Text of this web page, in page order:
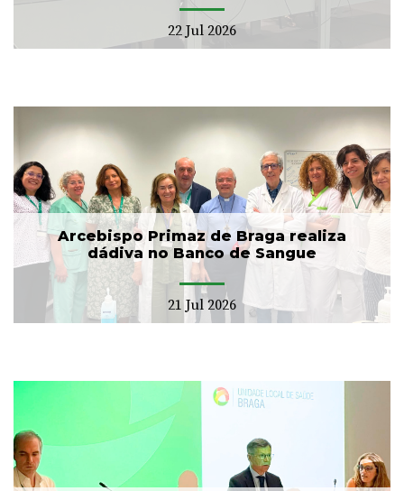
22 Jul 2026
Arcebispo Primaz de Braga realiza
dádiva no Banco de Sangue
21 Jul 2026